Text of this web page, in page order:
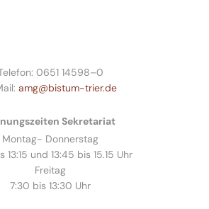
0651 14598–0
amg@bistum-trier.de
Sekretariat
Montag- Donnerstag
13:15 und 13:45 bis 15.15 Uhr
Freitag
7:30 bis 13:30 Uhr